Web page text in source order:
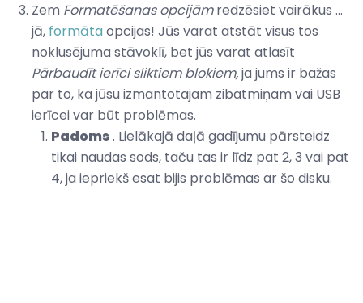
Zem Formatēšanas opcijāmredzēsiet vairākus ...
jā, formātaopcijas! Jūs varat atstāt visus tos
noklusējuma stāvoklī, bet jūs varat atlasīt
Pārbaudīt ierīci sliktiem blokiem,ja jums ir bažas
par to, ka jūsu izmantotajam zibatmiņam vai USB
ierīcei var būt problēmas.
Padoms. Lielākajā daļā gadījumu pārsteidz
tikai naudas sods, taču tas ir līdz pat 2, 3 vai pat
4, ja iepriekš esat bijis problēmas ar šo disku.